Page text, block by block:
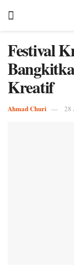
Festival
Kreatif
Ahmad Churi 28